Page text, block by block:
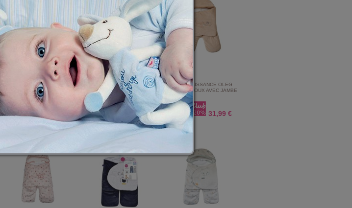
NID DE NAISSANCE MARCO
AVEC JAMBE
32,99 €
NID DE NAISSANCE NICOLIN
AVEC JAMBE SECURITE AUTO
39,99 € 31,99 €
NID DE NAISSANCE OLEG
VELOURS DOUX AVEC JAMBE
31,99 €